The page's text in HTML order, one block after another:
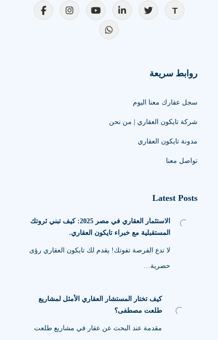
روابط سريعة
سجل عقارك معنا اليوم
شركة تايكون العقاري | من نحن
مدونة تايكون العقاري
تواصل معنا
Latest Posts
الاستثمار العقاري في مصر 2025: كيف تبني ثروتك
المستقبلية مع خبراء تايكون العقاري.
لا تدع الفرصة تفوتك! يقدم لك تايكون العقاري رؤى
حصرية…
كيف تختار المستشار العقاري الأمثل لمشاريع
طلعت مصطفى؟
مقدمة عند البحث عن عقار في مشاريع طلعت